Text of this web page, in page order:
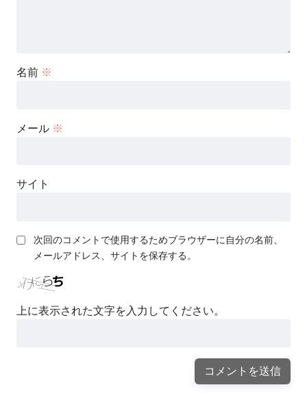
名前 ※
メール ※
サイト
次回のコメントで使用するためブラウザーに自分の名前、
メールアドレス、サイトを保存する。
上に表示された文字を入力してください。